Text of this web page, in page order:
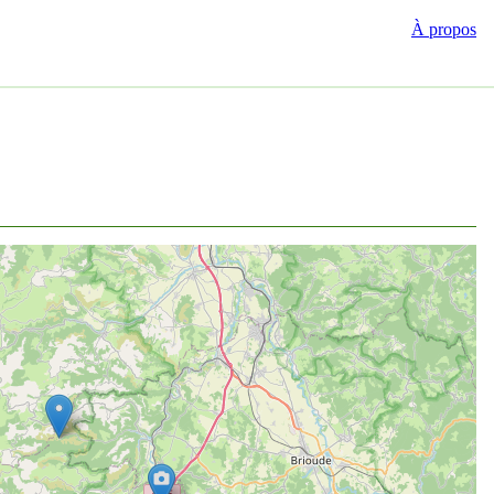
À propos